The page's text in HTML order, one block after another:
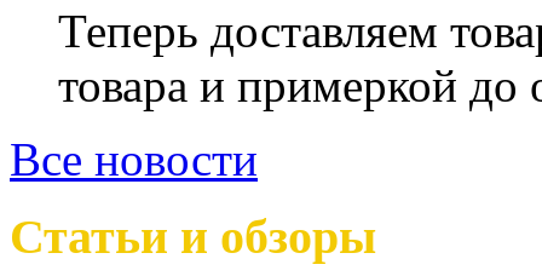
Теперь доставляем
товара и примеркой
Все новости
Статьи и обзоры